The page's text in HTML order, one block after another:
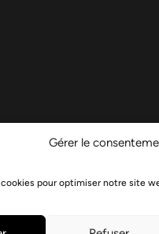
Gérer le
pour optimiser notre site